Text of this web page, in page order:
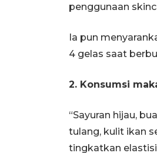
penggunaan
Ia pun
4 gelas saat
2. Konsumsi
“Sayuran hijau,
tulang, kulit ikan
tingkatkan